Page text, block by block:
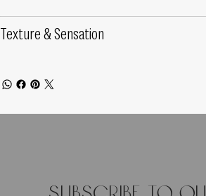
Texture & Sensation